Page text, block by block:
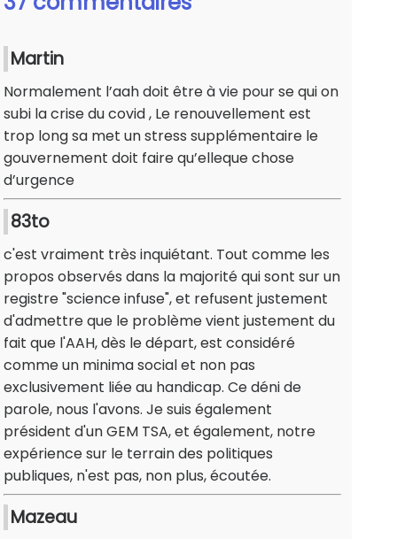
Martin
Normalement l’aah doit être à vie pour se qui on
subi la crise du covid , Le renouvellement est
trop long sa met un stress supplémentaire le
gouvernement doit faire qu’elleque chose
d’urgence
83to
c'est vraiment très inquiétant. Tout comme les
propos observés dans la majorité qui sont sur un
registre "science infuse", et refusent justement
d'admettre que le problème vient justement du
fait que l'AAH, dès le départ, est considéré
comme un minima social et non pas
exclusivement liée au handicap. Ce déni de
parole, nous l'avons. Je suis également
président d'un GEM TSA, et également, notre
expérience sur le terrain des politiques
publiques, n'est pas, non plus, écoutée.
Mazeau